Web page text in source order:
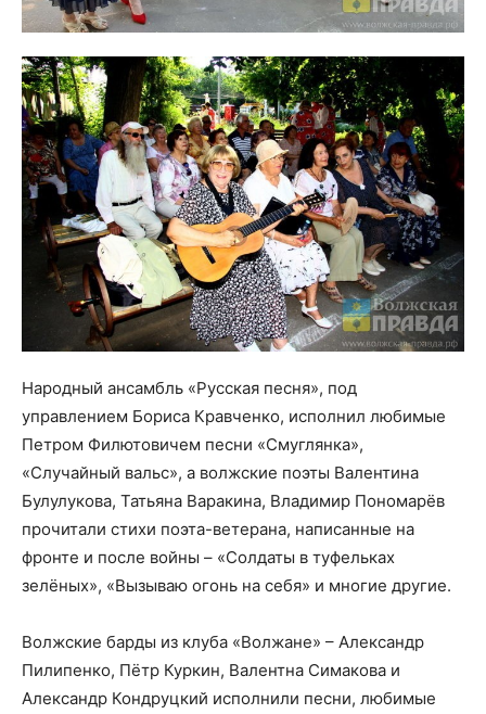
Народный ансамбль «Русская песня», под
управлением Бориса Кравченко, исполнил любимые
Петром Филютовичем песни «Смуглянка»,
«Случайный вальс», а волжские поэты Валентина
Булулукова, Татьяна Варакина, Владимир Пономарёв
прочитали стихи поэта-ветерана, написанные на
фронте и после войны – «Солдаты в туфельках
зелёных», «Вызываю огонь на себя» и многие другие.
Волжские барды из клуба «Волжане» – Александр
Пилипенко, Пётр Куркин, Валентна Симакова и
Александр Кондруцкий исполнили песни, любимые